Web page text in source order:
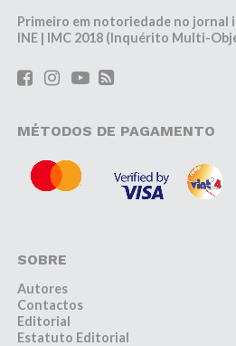
Primeiro em notoriedade no jornal
INE | IMC 2018 (Inquérito Multi-
MÉTODOS DE PAGAMENTO
SOBRE
Autores
Contactos
Editorial
Estatuto Editorial